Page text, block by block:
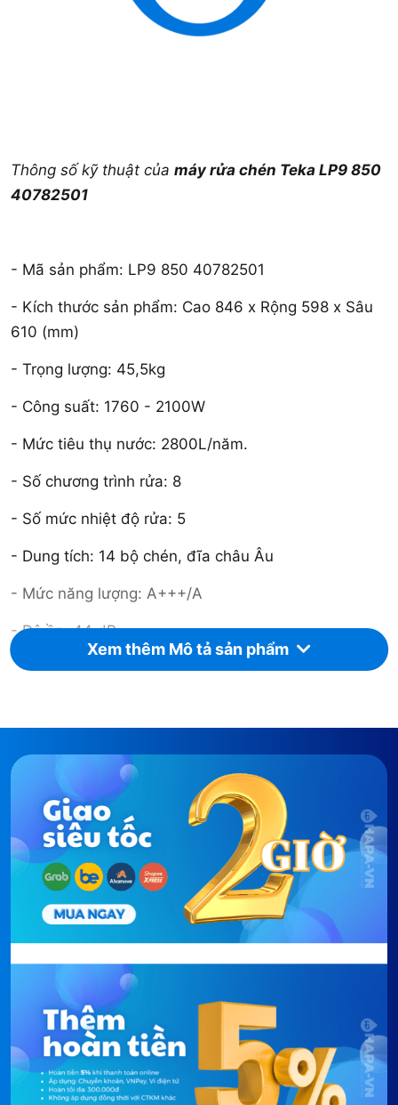
Thông số kỹ thuật của máy rửa chén Teka LP9 850
40782501
- Mã sản phẩm: LP9 850 40782501
- Kích thước sản phẩm: Cao 846 x Rộng 598 x Sâu
610 (mm)
- Trọng lượng: 45,5kg
- Công suất: 1760 - 2100W
- Mức tiêu thụ nước: 2800L/năm.
- Số chương trình rửa: 8
- Số mức nhiệt độ rửa: 5
- Dung tích: 14 bộ chén, đĩa châu Âu
- Mức năng lượng: A+++/A
- Độ ồn: 44 dB
- Thiết kế tại: Ý
TỔNG QUAN
3. Ưu điểm của máy rửa chén Teka LP9 850
40782501:
Trong phần này, Hapa sẽ đánh giá 5 tiêu chí: Thiết
kế, công suất, tính năng, mức tiêu hao năng lượng
và trải nghiệm sử dụng của máy rửa chén LP9 850
40782501. Từ đó, bạn có thể biết được sản phẩm có
phù hợp với nhu cầu của mình hay không. Mời bạn
tham khảo những chia sẻ dưới đây nhé .
3.1. Thiết kế sang trọng:
Máy rửa chén Teka LP9 850 40782501được thiết
kế theo phong cách châu Âu với vẻ ngoài hiện đại và
Xem thêm Mô tả sản phẩm